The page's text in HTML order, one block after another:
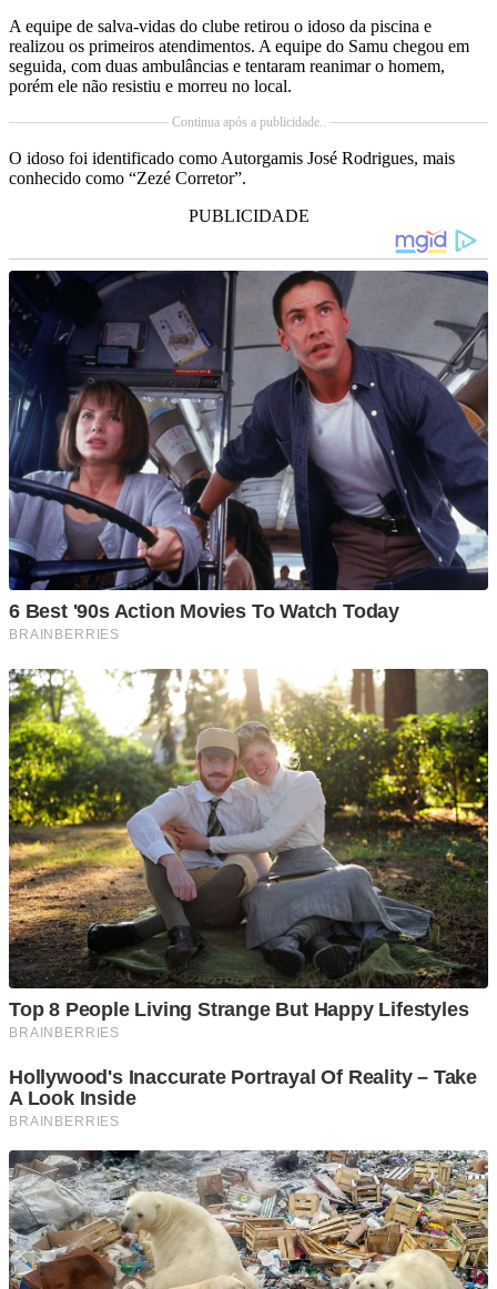
A equipe de salva-vidas do clube retirou o idoso da piscina e
realizou os primeiros atendimentos. A equipe do Samu chegou em
seguida, com duas ambulâncias e tentaram reanimar o homem,
porém ele não resistiu e morreu no local.
Continua após a publicidade..
O idoso foi identificado como Autorgamis José Rodrigues, mais
conhecido como “Zezé Corretor”.
PUBLICIDADE